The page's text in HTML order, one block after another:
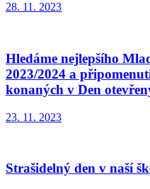
28. 11. 2023
Hledáme nejlepšího
2023/2024 a
konaných v Den
23. 11. 2023
Strašidelný den v naší